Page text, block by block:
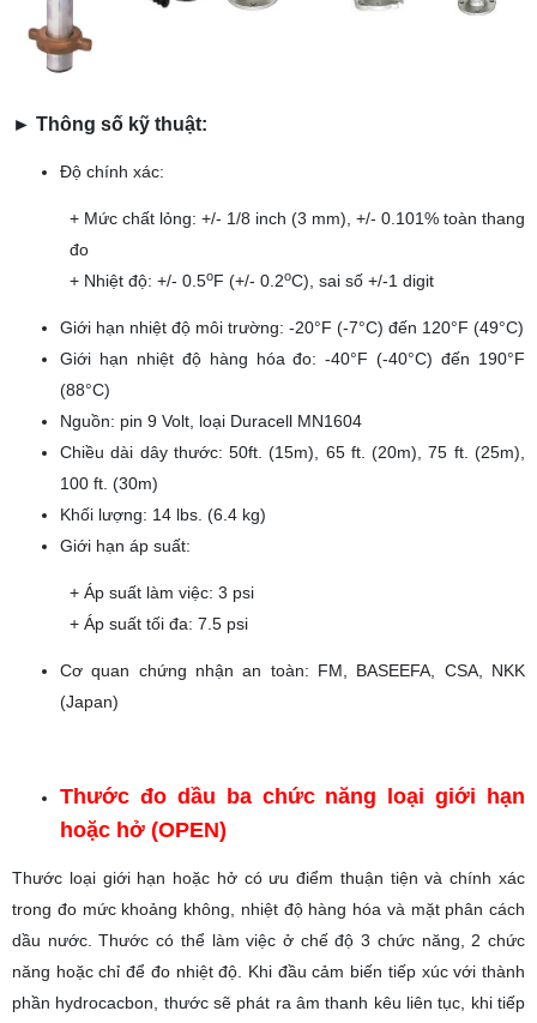
► Thông số kỹ thuật:
Độ chính xác:
+ Mức chất lỏng: +/- 1/8 inch (3 mm), +/- 0.101% toàn thang
đo
+ Nhiệt độ: +/- 0.5oF (+/- 0.2oC), sai số +/-1 digit
Giới hạn nhiệt độ môi trường: -20°F (-7°C) đến 120°F (49°C)
Giới hạn nhiệt độ hàng hóa đo: -40°F (-40°C) đến 190°F
(88°C)
Nguồn: pin 9 Volt, loại Duracell MN1604
Chiều dài dây thước: 50ft. (15m), 65 ft. (20m), 75 ft. (25m),
100 ft. (30m)
Khối lượng: 14 lbs. (6.4 kg)
Giới hạn áp suất:
+ Áp suất làm việc: 3 psi
+ Áp suất tối đa: 7.5 psi
Cơ quan chứng nhận an toàn: FM, BASEEFA, CSA, NKK
(Japan)
Thước đo dầu ba chức năng loại giới hạn
hoặc hở (OPEN)
Thước loại giới hạn hoặc hở có ưu điểm thuận tiện và chính xác
trong đo mức khoảng không, nhiệt độ hàng hóa và mặt phân cách
dầu nước. Thước có thể làm việc ở chế độ 3 chức năng, 2 chức
năng hoặc chỉ để đo nhiệt độ. Khi đầu cảm biến tiếp xúc với thành
phần hydrocacbon, thước sẽ phát ra âm thanh kêu liên tục, khi tiếp